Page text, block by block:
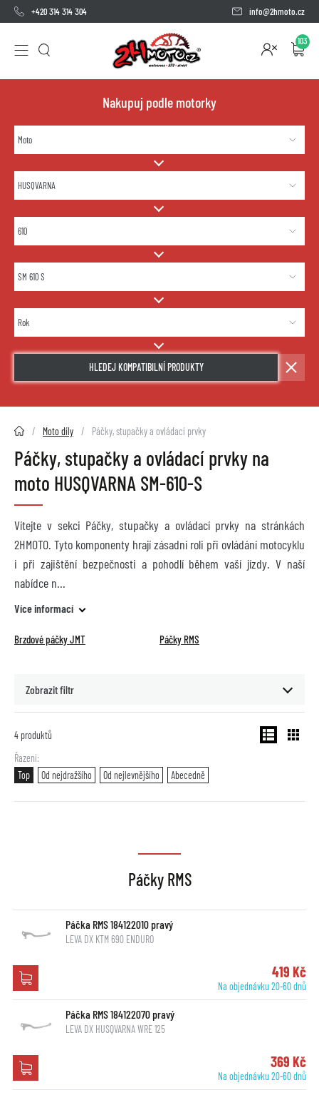
+420 314 314 304 info@2hmoto.cz
103
Nakupuj podle motorky
HLEDEJ KOMPATIBILNÍ PRODUKTY
2HMOTO.cz Moto díly Páčky, stupačky a ovládací prvky
Páčky, stupačky a ovládací prvky na
moto HUSQVARNA SM-610-S
Vítejte v sekci Páčky, stupačky a ovládací prvky na stránkách
2HMOTO. Tyto komponenty hrají zásadní roli při ovládání motocyklu
i při zajištění bezpečnosti a pohodlí během vaší jízdy. V naší
nabídce n
Více informací
Brzdové páčky JMT Páčky RMS
Zobrazit filtr
4 produktů
Řazení
Top
Od nejdražšího Od nejlevnějšího Abecedně
Páčky RMS
Páčka RMS 184122010 pravý
LEVA DX KTM 690 ENDURO
419 Kč
Na objednávku 20-60 dnů
Páčka RMS 184122070 pravý
LEVA DX HUSQVARNA WRE 125
369 Kč
Na objednávku 20-60 dnů